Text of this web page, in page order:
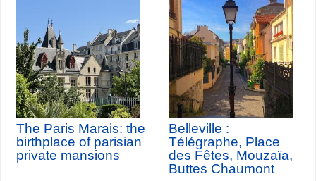
The Paris Marais: the
birthplace of parisian
private mansions
Belleville :
Télégraphe, Place
des Fêtes, Mouzaïa,
Buttes Chaumont